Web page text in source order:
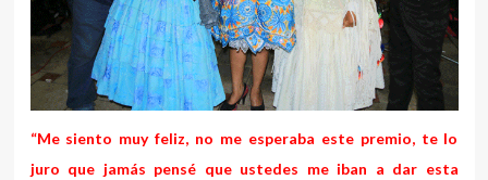
“Me siento muy feliz, no me esperaba este premio, te lo
juro que jamás pensé que ustedes me iban a dar esta